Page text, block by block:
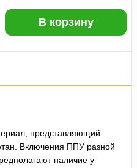
В корзину
представляющий
Включения ППУ разной
наличие у